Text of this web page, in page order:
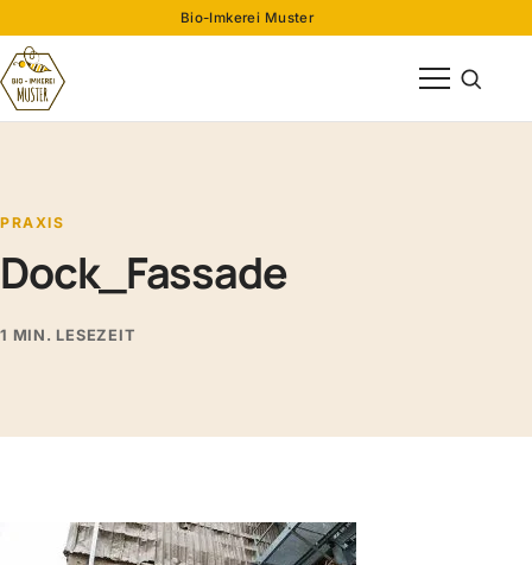
Bio-Imkerei Muster
Menü öffnen
Suche
PRAXIS
Dock_Fassade
1 MIN. LESEZEIT